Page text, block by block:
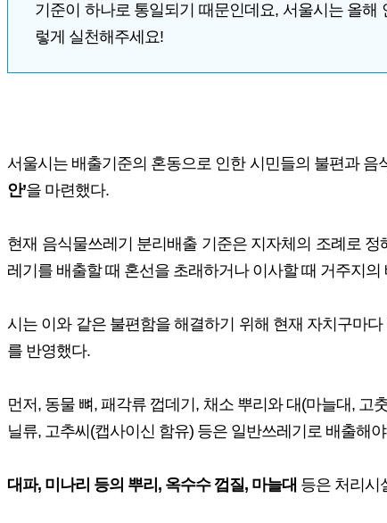
기준이 하나로 통일되기 때문인데요, 서울시는 올
렇게 실천해주세요!
서울시는 배출기준의 혼동으로 인한 시민들의 불편과
안’을 마련했다.
현재 음식물쓰레기 분리배출 기준은 지자체의 조례로
레기를 배출할 때 혼선을 초래하거나 이사할 때 거주지
시는 이와 같은 불편함을 해결하기 위해 현재 자치구마
를 반영했다.
먼저, 동물 뼈, 패각류 껍데기, 채소 뿌리와 대(마늘대, 고
닐류, 고추씨(캡사이신 함유) 등은 일반쓰레기로 배출해
대파, 미나리 등의 뿌리, 옥수수 껍질, 마늘대 등은 처리시